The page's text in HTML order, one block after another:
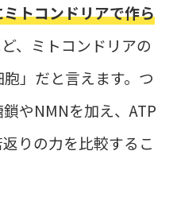
トコンドリアで作ら
、ミトコンドリアの
」だと言えます。つ
やNMNを加え、ATP
りの力を比較するこ